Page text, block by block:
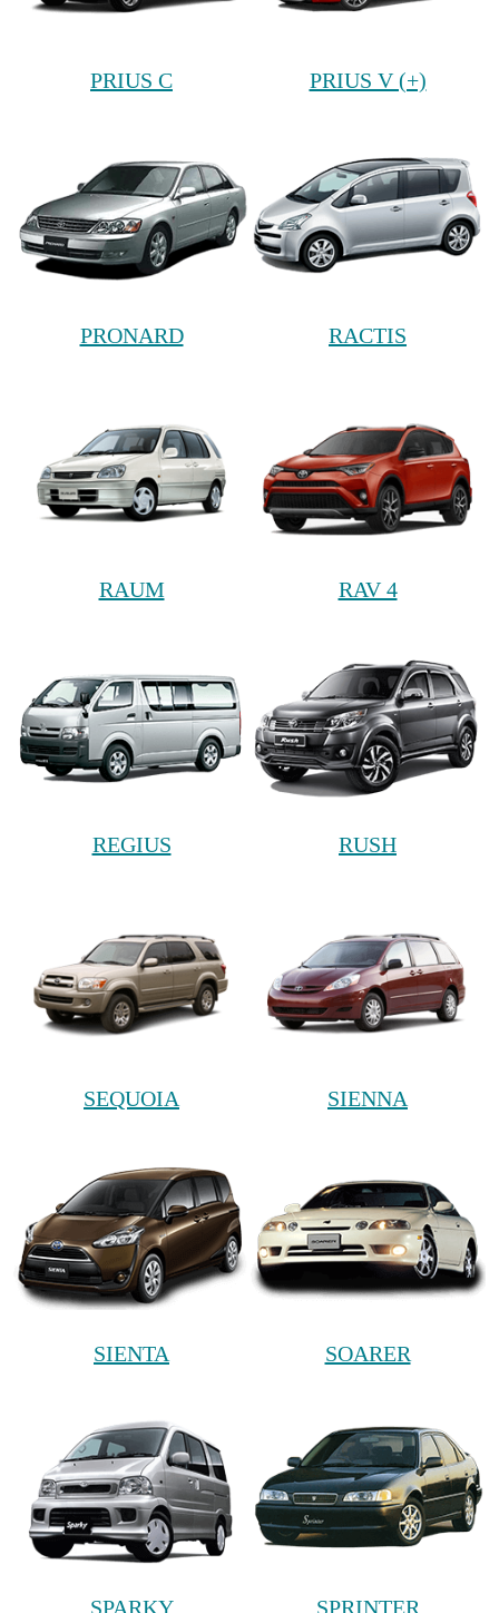
PRIUS C PRIUS V (+)
PRONARD RACTIS
RAUM RAV 4
REGIUS RUSH
SEQUOIA SIENNA
SIENTA SOARER
SPARKY SPRINTER